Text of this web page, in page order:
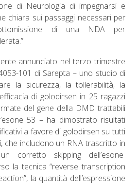
di Neurologia di impegnarsi e
chiara sui passaggi necessari per
di una NDA per
annunciato nel terzo trimestre
101 di Sarepta – uno studio di
la sicurezza, la tollerabilità, la
di golodirsen in 25 ragazzi
del gene della DMD trattabili
53 – ha dimostrato risultati
a favore di golodirsen su tutti
che includono un RNA trascritto in
corretto skipping dell’esone
la tecnica “reverse transcription
la quantità dell’espressione